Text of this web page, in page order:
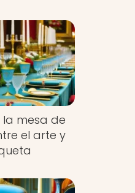
la mesa de
el arte y